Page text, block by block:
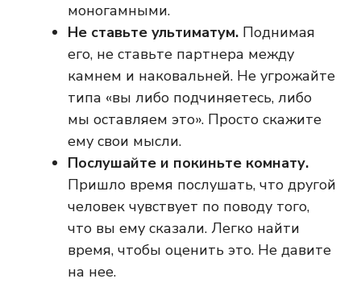
моногамными.
Не ставьте ультиматум. Поднимая
его, не ставьте партнера между
камнем и наковальней. Не угрожайте
типа «вы либо подчиняетесь, либо
мы оставляем это». Просто скажите
ему свои мысли.
Послушайте и покиньте комнату.
Пришло время послушать, что другой
человек чувствует по поводу того,
что вы ему сказали. Легко найти
время, чтобы оценить это. Не давите
на нее.